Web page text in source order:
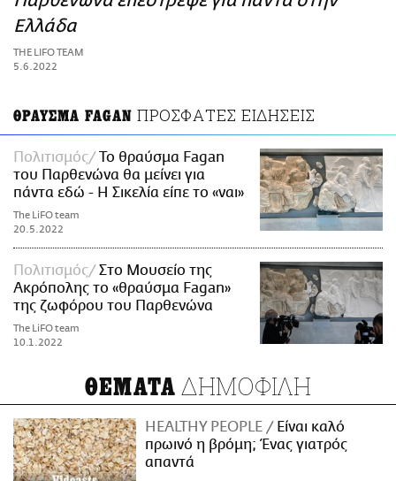
ΑΜΠΑ
PRINT
Ελλάδα
THE LIFO TEAM
5.6.2022
ΘΡΑΥΣΜΑ FAGAN ΠΡΟΣΦΑΤΕΣ ΕΙΔΗΣΕΙΣ
Πολιτισμός
Το θραύσμα Fagan
του Παρθενώνα θα μείνει για
πάντα εδώ - Η Σικελία είπε το «ναι»
The LiFO team
20.5.2022
Πολιτισμός
Στο Μουσείο της
Ακρόπολης το «θραύσμα Fagan»
της ζωφόρου του Παρθενώνα
The LiFO team
10.1.2022
ΘΕΜΑΤΑ ΔΗΜΟΦΙΛΗ
HEALTHY PEOPLE
Είναι καλό
πρωινό η βρόμη; Ένας γιατρός
απαντά